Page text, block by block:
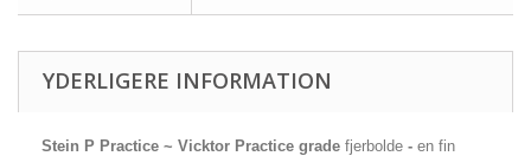
YDERLIGERE INFORMATION
Stein P Practice ~ Vicktor Practice grade fjerbolde - en fin